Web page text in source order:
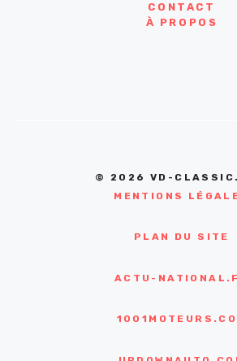
CONTACT
À PROPOS
© 2026 VD-
MENTIONS
PLAN DU SITE
ACTU-